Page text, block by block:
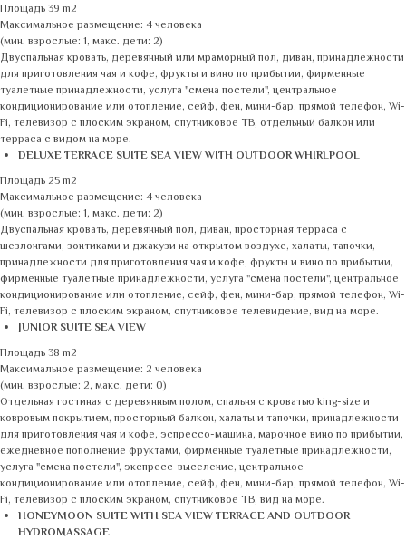
Площадь 39 m2
Максимальное размещение: 4 человека
(мин. взрослые: 1, макс. дети: 2)
Двуспальная кровать, деревянный или мраморный пол, диван, принадлежности
для приготовления чая и кофе, фрукты и вино по прибытии, фирменные
туалетные принадлежности, услуга "смена постели", центральное
кондиционирование или отопление, сейф, фен, мини-бар, прямой телефон, Wi-
Fi, телевизор с плоским экраном, спутниковое ТВ, отдельный балкон или
терраса с видом на море.
DELUXE TERRACE SUITE SEA VIEW WITH OUTDOOR WHIRLPOOL
Площадь 25 m2
Максимальное размещение: 4 человека
(мин. взрослые: 1, макс. дети: 2)
Двуспальная кровать, деревянный пол, диван, просторная терраса с
шезлонгами, зонтиками и джакузи на открытом воздухе, халаты, тапочки,
принадлежности для приготовления чая и кофе, фрукты и вино по прибытии,
фирменные туалетные принадлежности, услуга "смена постели", центральное
кондиционирование или отопление, сейф, фен, мини-бар, прямой телефон, Wi-
Fi, телевизор с плоским экраном, спутниковое телевидение, вид на море.
JUNIOR SUITE SEA VIEW
Площадь 38 m2
Максимальное размещение: 2 человека
(мин. взрослые: 2, макс. дети: 0)
Отдельная гостиная с деревянным полом, спальня с кроватью king-size и
ковровым покрытием, просторный балкон, халаты и тапочки, принадлежности
для приготовления чая и кофе, эспрессо-машина, марочное вино по прибытии,
ежедневное пополнение фруктами, фирменные туалетные принадлежности,
услуга "смена постели", экспресс-выселение, центральное
кондиционирование или отопление, сейф, фен, мини-бар, прямой телефон, Wi-
Fi, телевизор с плоским экраном, спутниковое ТВ, вид на море.
HONEYMOON SUITE WITH SEA VIEW TERRACE AND OUTDOOR
HYDROMASSAGE